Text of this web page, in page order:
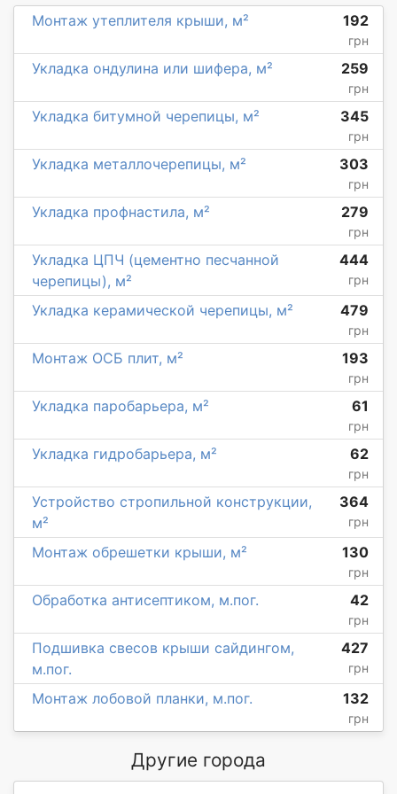
Монтаж утеплителя крыши, м² 192
грн
Укладка ондулина или шифера, м² 259
грн
Укладка битумной черепицы, м² 345
грн
Укладка металлочерепицы, м² 303
грн
Укладка профнастила, м² 279
грн
Укладка ЦПЧ (цементно песчанной
черепицы), м²
444
грн
Укладка керамической черепицы, м² 479
грн
Монтаж ОСБ плит, м² 193
грн
Укладка паробарьера, м² 61
грн
Укладка гидробарьера, м² 62
грн
Устройство стропильной конструкции,
м²
364
грн
Монтаж обрешетки крыши, м² 130
грн
Обработка антисептиком, м.пог. 42
грн
Подшивка свесов крыши сайдингом,
м.пог.
427
грн
Монтаж лобовой планки, м.пог. 132
грн
Другие города